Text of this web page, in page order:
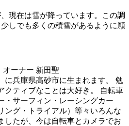
現在は雪が降っています。この調
しでも多くの積雪があるように願
オーナー 新田聖
に兵庫県高砂市に生まれます。 勉
クティブなことは大好き。 自転車
・サーフィン・レーシングカー
ング・トライアル）等々いろんな
したが、今は自転車とカメラでお